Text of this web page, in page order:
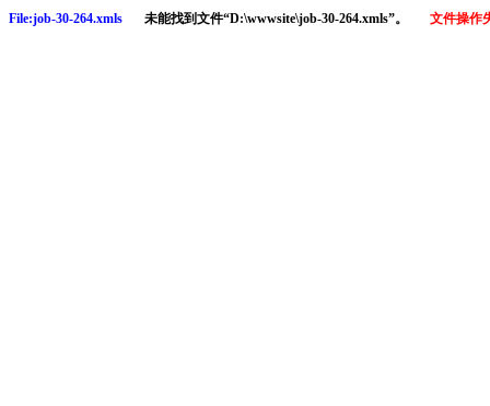
File:job-30-264.xmls 未能找到文件“D:\wwwsite\job-30-264.xmls”。 文件操作